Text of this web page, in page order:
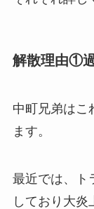
解散理由①
中町兄弟はこ
ます。
最近では、ト
しており大炎